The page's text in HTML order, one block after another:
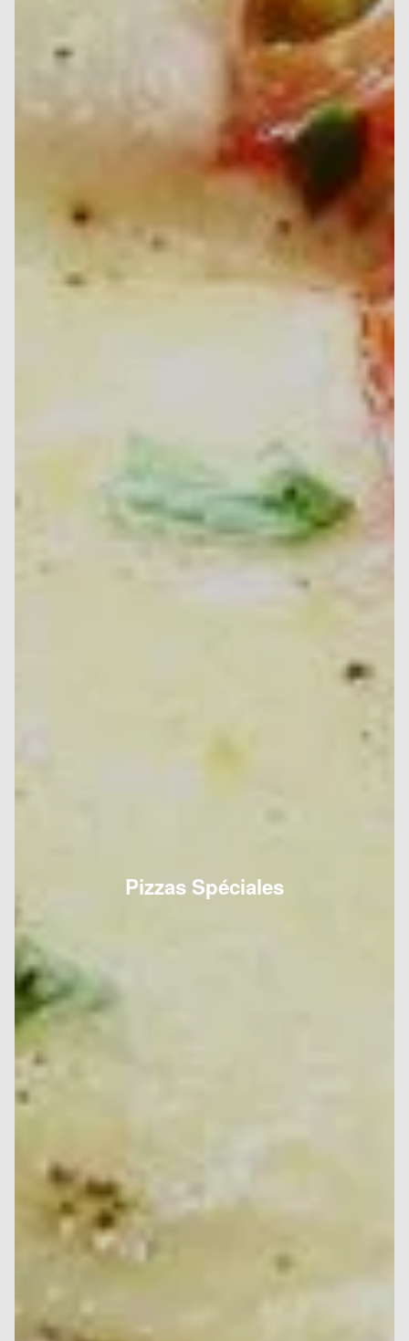
Pizzas Spéciales